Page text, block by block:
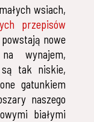
wsiach,
przepisów
nowe
wynajem,
tak niskie,
gatunkiem
naszego
białymi